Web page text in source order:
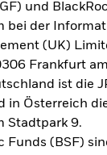
und
bei der
(UK)
Frankfurt
ist die
in Österreich
Stadtpark 9.
Funds (BSF)